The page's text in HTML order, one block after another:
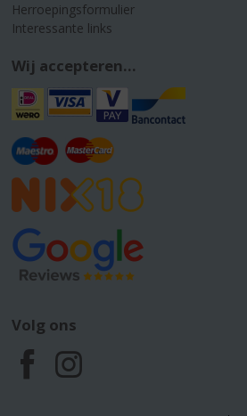
Herroepingsformulier
Interessante links
Wij accepteren...
Volg ons
F
I